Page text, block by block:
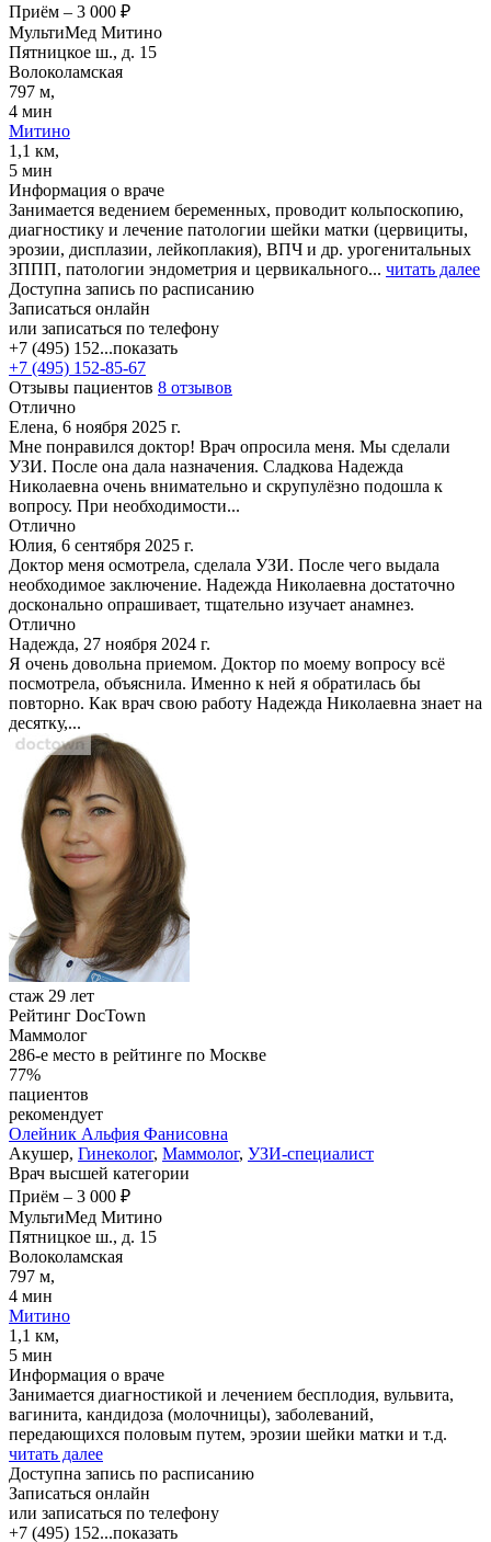
Приём – 3 000 ₽
МультиМед Митино
Пятницкое ш., д. 15
Волоколамская
797 м,
4 мин
Митино
1,1 км,
5 мин
Информация о враче
Занимается ведением беременных, проводит кольпоскопию,
диагностику и лечение патологии шейки матки (цервициты,
эрозии, дисплазии, лейкоплакия), ВПЧ и др. урогенитальных
ЗППП, патологии эндометрия и цервикального... читать далее
Доступна запись по расписанию
Записаться онлайн
или записаться по телефону
+7 (495) 152...показать
+7 (495) 152-85-67
Отзывы пациентов 8 отзывов
Отлично
Елена, 6 ноября 2025 г.
Мне понравился доктор! Врач опросила меня. Мы сделали
УЗИ. После она дала назначения. Сладкова Надежда
Николаевна очень внимательно и скрупулёзно подошла к
вопросу. При необходимости...
Отлично
Юлия, 6 сентября 2025 г.
Доктор меня осмотрела, сделала УЗИ. После чего выдала
необходимое заключение. Надежда Николаевна достаточно
досконально опрашивает, тщательно изучает анамнез.
Отлично
Надежда, 27 ноября 2024 г.
Я очень довольна приемом. Доктор по моему вопросу всё
посмотрела, объяснила. Именно к ней я обратилась бы
повторно. Как врач свою работу Надежда Николаевна знает на
десятку,...
стаж 29 лет
Рейтинг DocTown
Маммолог
286-е место в рейтинге по Москве
77%
пациентов
рекомендует
Олейник Альфия Фанисовна
Акушер, Гинеколог, Маммолог, УЗИ-специалист
Врач высшей категории
Приём – 3 000 ₽
МультиМед Митино
Пятницкое ш., д. 15
Волоколамская
797 м,
4 мин
Митино
1,1 км,
5 мин
Информация о враче
Занимается диагностикой и лечением бесплодия, вульвита,
вагинита, кандидоза (молочницы), заболеваний,
передающихся половым путем, эрозии шейки матки и т.д.
читать далее
Доступна запись по расписанию
Записаться онлайн
или записаться по телефону
+7 (495) 152...показать